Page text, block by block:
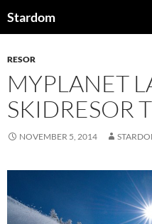
tillStardom
RESOR
MYPLANET
SKIDRESOR
NOVEMBER 5, 2014